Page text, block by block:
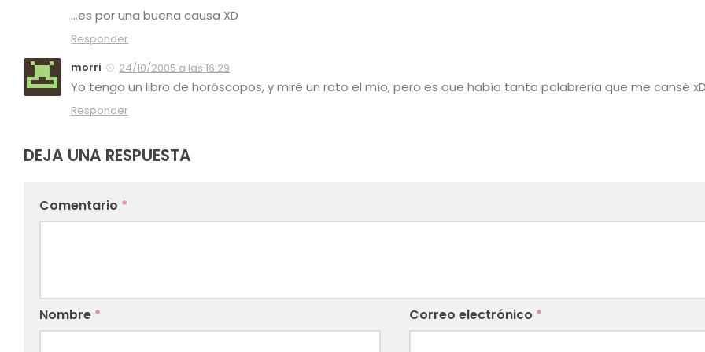
…es por una buena causa XD
Responder
morri
24/10/2005 a las 16:29
Yo tengo un libro de horóscopos, y miré un rato el mío, pero es que había tanta palabrería que me cansé
Responder
DEJA UNA RESPUESTA
Comentario *
Nombre * Correo electrónico *